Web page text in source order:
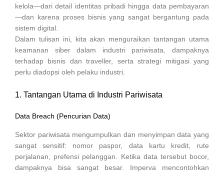
kelola—dari detail identitas pribadi hingga data pembayaran
—dan karena proses bisnis yang sangat bergantung pada
sistem digital.
Dalam tulisan ini, kita akan menguraikan tantangan utama
keamanan siber dalam industri pariwisata, dampaknya
terhadap bisnis dan traveller, serta strategi mitigasi yang
perlu diadopsi oleh pelaku industri.
1. Tantangan Utama di Industri Pariwisata
Data Breach (Pencurian Data)
Sektor pariwisata mengumpulkan dan menyimpan data yang
sangat sensitif: nomor paspor, data kartu kredit, rute
perjalanan, prefensi pelanggan. Ketika data tersebut bocor,
dampaknya bisa sangat besar. Imperva mencontohkan